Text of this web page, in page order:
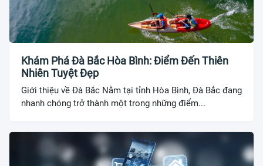
Khám Phá Đà Bắc Hòa Bình: Điểm Đến Thiên
Nhiên Tuyệt Đẹp
Giới thiệu về Đà Bắc Nằm tại tỉnh Hòa Bình, Đà Bắc đang
nhanh chóng trở thành một trong những điểm...